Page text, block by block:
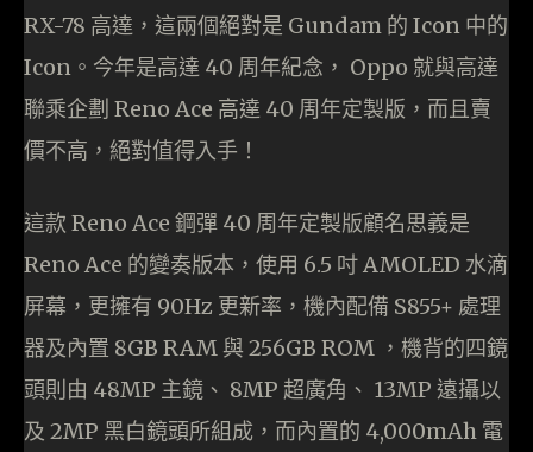
RX-78 高達，這兩個絕對是 Gundam 的 Icon 中的
Icon。今年是高達 40 周年紀念， Oppo 就與高達
聯乘企劃 Reno Ace 高達 40 周年定製版，而且賣
價不高，絕對值得入手！
這款 Reno Ace 鋼彈 40 周年定製版顧名思義是
Reno Ace 的變奏版本，使用 6.5 吋 AMOLED 水滴
屏幕，更擁有 90Hz 更新率，機內配備 S855+ 處理
器及內置 8GB RAM 與 256GB ROM ，機背的四鏡
頭則由 48MP 主鏡、 8MP 超廣角、 13MP 遠攝以
及 2MP 黑白鏡頭所組成，而內置的 4,000mAh 電